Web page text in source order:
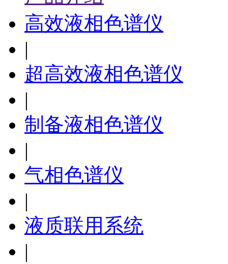
高效液相色谱仪
|
超高效液相色谱仪
|
制备液相色谱仪
|
气相色谱仪
|
液质联用系统
|